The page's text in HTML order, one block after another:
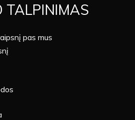
TALPINIMAS
pas mus